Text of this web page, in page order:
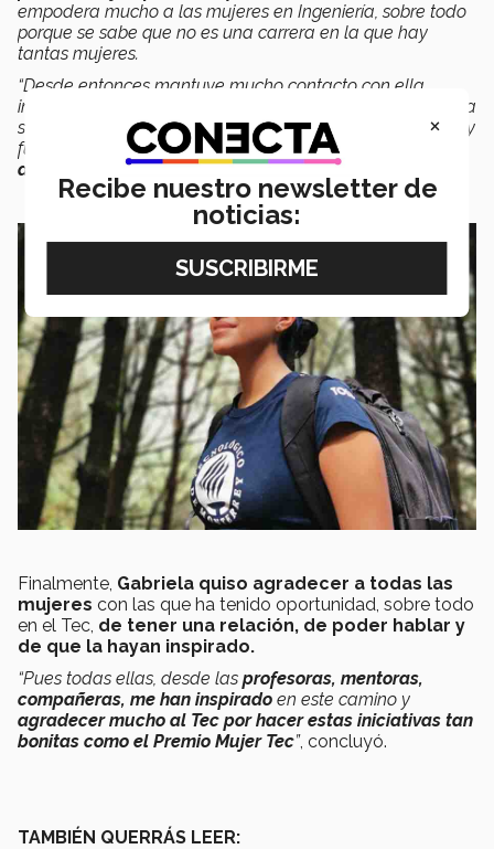
empodera mucho a las mujeres en Ingeniería, sobre todo
porque se sabe que no es una carrera en la que hay
tantas mujeres.
“Desde entonces mantuve mucho contacto con ella,
incluso después del concurso. Me enteré de que ella había
sido una de las ganadoras de 2022, me hizo la invitación y
fue de las principales motivaciones para poder aplicar,
afortunadamente resulté ganadora”, dijo.
Finalmente, Gabriela quiso agradecer a todas las
mujeres con las que ha tenido oportunidad, sobre todo
en el Tec, de tener una relación, de poder hablar y
de que la hayan inspirado.
“Pues todas ellas, desde las profesoras, mentoras,
compañeras, me han inspirado en este camino y
agradecer mucho al Tec por hacer estas iniciativas tan
bonitas como el Premio Mujer Tec”, concluyó.
TAMBIÉN QUERRÁS LEER:
×
Recibe nuestro newsletter de
noticias: